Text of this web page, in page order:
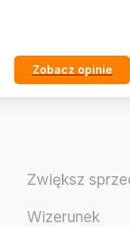
Zobacz opinie
Zwiększ
Wizerunek